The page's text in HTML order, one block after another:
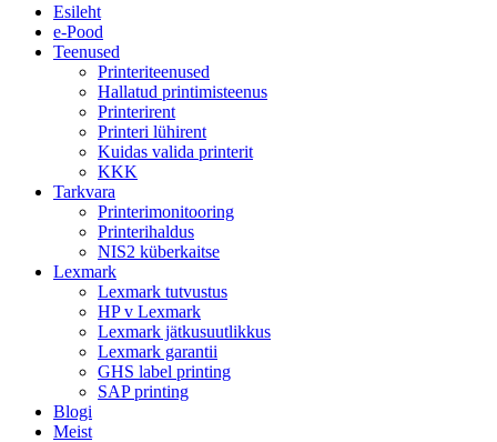
Esileht
e-Pood
Teenused
Printeriteenused
Hallatud printimisteenus
Printerirent
Printeri lühirent
Kuidas valida printerit
KKK
Tarkvara
Printerimonitooring
Printerihaldus
NIS2 küberkaitse
Lexmark
Lexmark tutvustus
HP v Lexmark
Lexmark jätkusuutlikkus
Lexmark garantii
GHS label printing
SAP printing
Blogi
Meist